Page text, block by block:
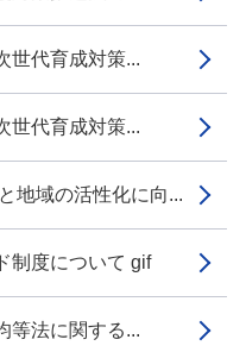
代育成対策...
代育成対策...
地域の活性化に向...
度について gif
法に関する...